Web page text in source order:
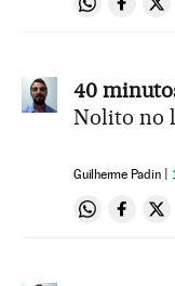
Compartir
40
Nolito no
Guilherme Padin
Compartir